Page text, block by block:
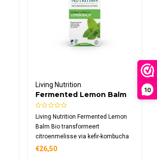
10
Living Nutrition
Fermented Lemon Balm
Bio
Living Nutrition Fermented Lemon
Balm Bio transformeert
citroenmelisse via kefir-kombucha
fermentatie. Dit biologische
€26,50